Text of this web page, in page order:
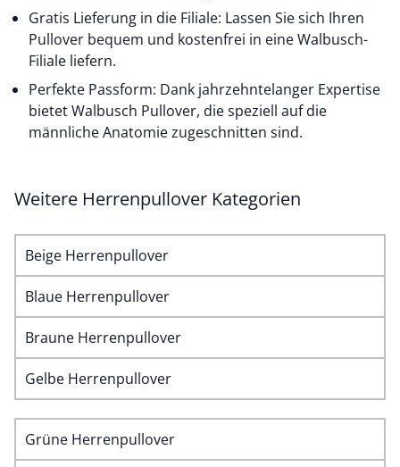
Gratis Lieferung in die Filiale: Lassen Sie sich Ihren
Pullover bequem und kostenfrei in eine Walbusch-
Filiale liefern.
Perfekte Passform: Dank jahrzehntelanger Expertise
bietet Walbusch Pullover, die speziell auf die
männliche Anatomie zugeschnitten sind.
Weitere Herrenpullover Kategorien
Beige Herrenpullover
Blaue Herrenpullover
Braune Herrenpullover
Gelbe Herrenpullover
Grüne Herrenpullover